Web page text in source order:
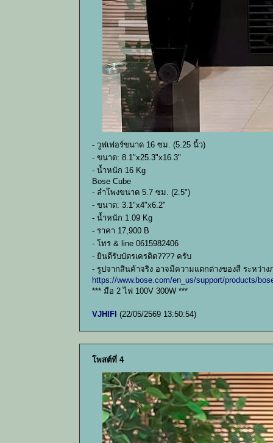
- วูฟเฟอร์ขนาด 16 ซม. (5.25 นิ้ว)
- ขนาด: 8.1"x25.3"x16.3"
- น้ำหนัก 16 Kg
Bose Cube
- ลำโพงขนาด 5.7 ซม. (2.5")
- ขนาด: 3.1"x4"x6.2"
- น้ำหนัก 1.09 Kg
- ราคา 17,900 B
- โทร & line 0615982406
- ยินดีรับบัตรเครดิต???? ครับ
- รูปจากสินค้าจริง อาจมีความแตกต่างของสี ระหว่า
https://www.bose.com/en_us/support/products/
*** มือ 2 ไฟ 100V 300W ***
VJHIFI (22/05/2569 13:50:54)
โพสต์ที่ 4